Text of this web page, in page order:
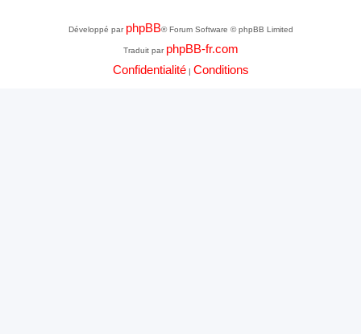
Développé par phpBB® Forum Software © phpBB Limited
Traduit par phpBB-fr.com
Confidentialité| Conditions